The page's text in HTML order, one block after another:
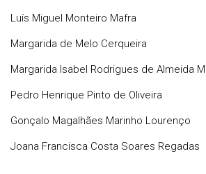
Luís Miguel Monteiro Mafra
Margarida de Melo Cerqueira
Margarida Isabel Rodrigues de Almeida
Pedro Henrique Pinto de Oliveira
Gonçalo Magalhães Marinho Lourenço
Joana Francisca Costa Soares Regadas